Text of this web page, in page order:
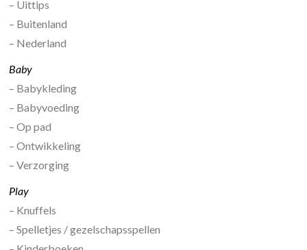
– Uittips
– Buitenland
– Nederland
Baby
– Babykleding
– Babyvoeding
– Op pad
– Ontwikkeling
– Verzorging
Play
– Knuffels
– Spelletjes / gezelschapsspellen